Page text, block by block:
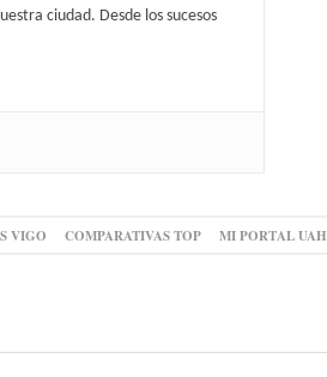
ciudad. Desde los sucesos
VIGO COMPARATIVAS TOP MI PORTAL UAH